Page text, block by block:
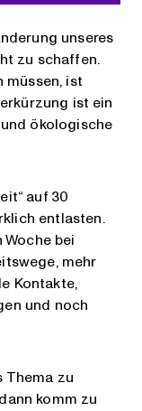
unseres
zu schaffen.
müssen, ist
ist ein
ökologische
auf 30
entlasten.
Woche bei
mehr
Kontakte,
und noch
Thema zu
komm zu